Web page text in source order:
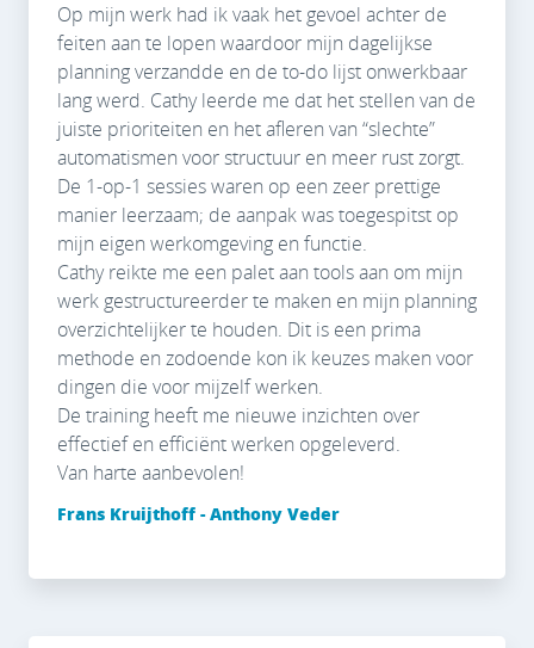
Op mijn werk had ik vaak het gevoel achter de
feiten aan te lopen waardoor mijn dagelijkse
planning verzandde en de to-do lijst onwerkbaar
lang werd. Cathy leerde me dat het stellen van de
juiste prioriteiten en het afleren van “slechte”
automatismen voor structuur en meer rust zorgt.
De 1-op-1 sessies waren op een zeer prettige
manier leerzaam; de aanpak was toegespitst op
mijn eigen werkomgeving en functie.
Cathy reikte me een palet aan tools aan om mijn
werk gestructureerder te maken en mijn planning
overzichtelijker te houden. Dit is een prima
methode en zodoende kon ik keuzes maken voor
dingen die voor mijzelf werken.
De training heeft me nieuwe inzichten over
effectief en efficiënt werken opgeleverd.
Van harte aanbevolen!
Frans Kruijthoff - Anthony Veder